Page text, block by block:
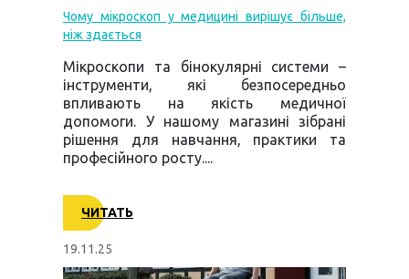
Чому мікроскоп у медицині вирішує більше,
ніж здається
Мікроскопи та бінокулярні системи –
інструменти, які безпосередньо
впливають на якість медичної
допомоги. У нашому магазині зібрані
рішення для навчання, практики та
професійного росту....
ЧИТАТЬ
19.11.25